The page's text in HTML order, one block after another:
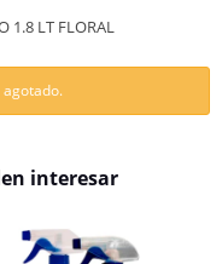
1.8 LT FLORAL
agotado.
interesar